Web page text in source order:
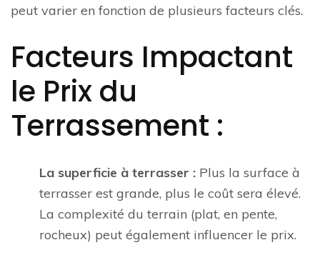
peut varier en fonction de plusieurs facteurs clés.
Facteurs Impactant
le Prix du
Terrassement :
La superficie à terrasser : Plus la surface à
terrasser est grande, plus le coût sera élevé.
La complexité du terrain (plat, en pente,
rocheux) peut également influencer le prix.